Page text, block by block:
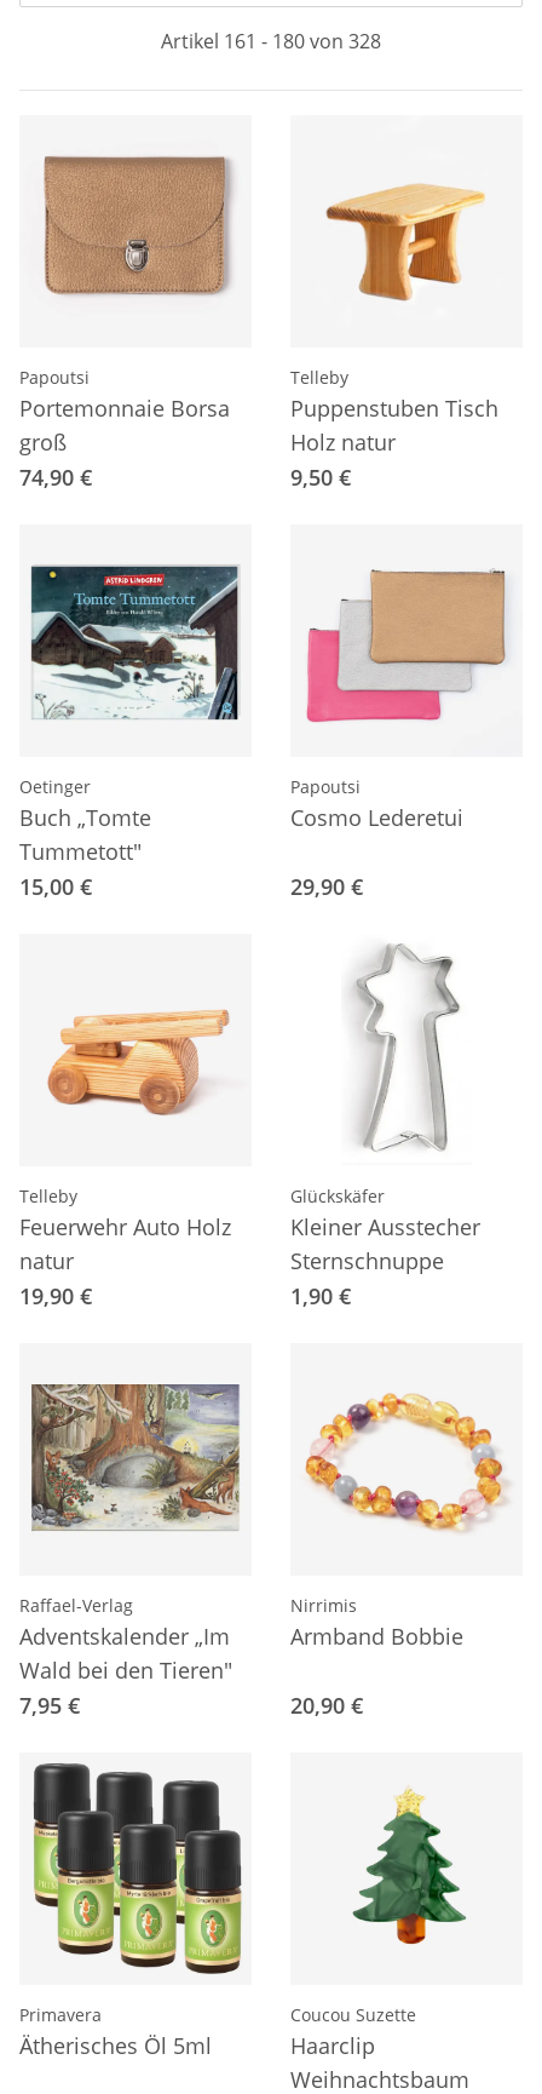
Artikel 161 - 180 von 328
Papoutsi
Portemonnaie Borsa
groß
74,90 €
Telleby
Puppenstuben Tisch
Holz natur
9,50 €
Oetinger
Buch „Tomte
Tummetott"
15,00 €
Papoutsi
Cosmo Lederetui
29,90 €
Telleby
Feuerwehr Auto Holz
natur
19,90 €
Glückskäfer
Kleiner Ausstecher
Sternschnuppe
1,90 €
Raffael-Verlag
Adventskalender „Im
Wald bei den Tieren"
7,95 €
Nirrimis
Armband Bobbie
20,90 €
Primavera
Ätherisches Öl 5ml
Coucou Suzette
Haarclip
Weihnachtsbaum